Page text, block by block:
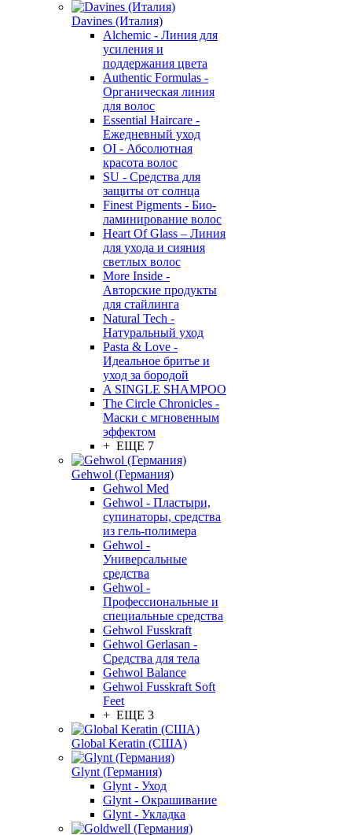
Davines (Италия)
Alchemic - Линия для
усиления и
поддержания цвета
Authentic Formulas -
Органическая линия
для волос
Essential Haircare -
Eжедневный уход
OI - Абсолютная
красота волос
SU - Средства для
защиты от солнца
Finest Pigments - Био-
ламинирование волос
Heart Of Glass – Линия
для ухода и сияния
светлых волос
More Inside -
Авторские продукты
для стайлинга
Natural Tech -
Натуральный уход
Pasta & Love -
Идеальное бритье и
уход за бородой
A SINGLE SHAMPOO
The Circle Chronicles -
Маски с мгновенным
эффектом
+ ЕЩЕ 7
Gehwol (Германия)
Gehwol Med
Gehwol - Пластыри,
супинаторы, средства
из гель-полимера
Gehwol -
Универсальные
средства
Gehwol -
Профессиональные и
специальные средства
Gehwol Fusskraft
Gehwol Gerlasan -
Средства для тела
Gehwol Balance
Gehwol Fusskraft Soft
Feet
+ ЕЩЕ 3
Global Keratin (США)
Glynt (Германия)
Glynt - Уход
Glynt - Окрашивание
Glynt - Укладка